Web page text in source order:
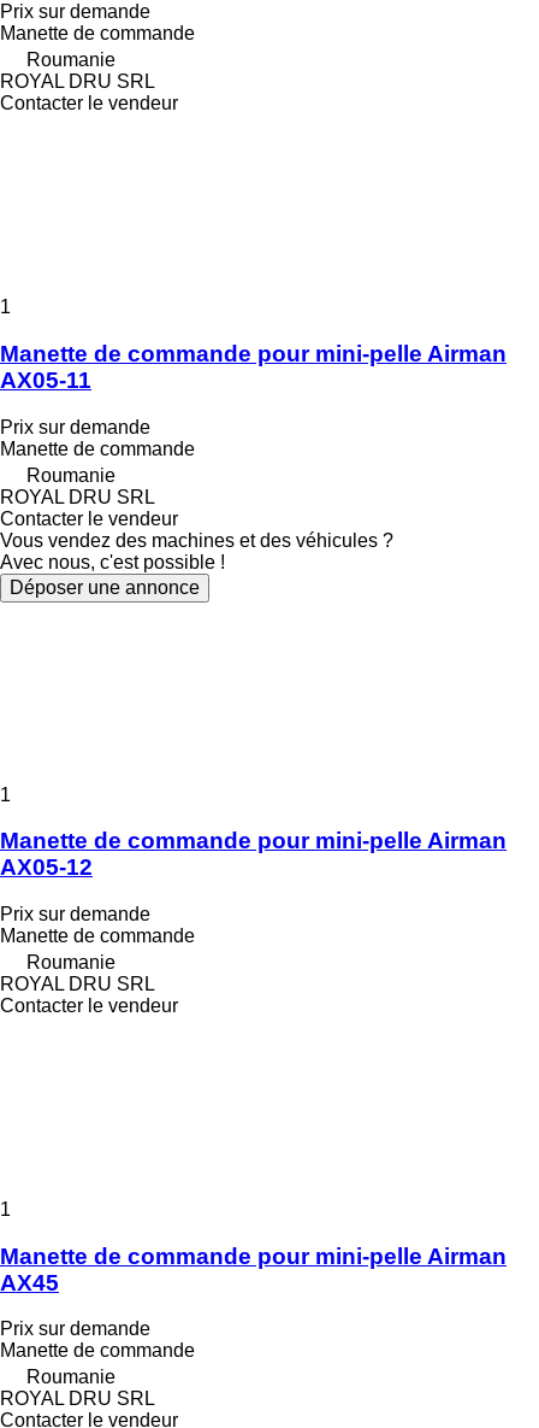
Prix sur demande
Manette de commande
Roumanie
ROYAL DRU SRL
Contacter le vendeur
1
Manette de commande pour mini-pelle Airman
AX05-11
Prix sur demande
Manette de commande
Roumanie
ROYAL DRU SRL
Contacter le vendeur
Vous vendez des machines et des véhicules ?
Avec nous, c'est possible !
Déposer une annonce
1
Manette de commande pour mini-pelle Airman
AX05-12
Prix sur demande
Manette de commande
Roumanie
ROYAL DRU SRL
Contacter le vendeur
1
Manette de commande pour mini-pelle Airman
AX45
Prix sur demande
Manette de commande
Roumanie
ROYAL DRU SRL
Contacter le vendeur